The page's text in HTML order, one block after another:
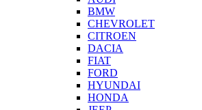
BMW
CHEVROLET
CITROEN
DACIA
FIAT
FORD
HYUNDAI
HONDA